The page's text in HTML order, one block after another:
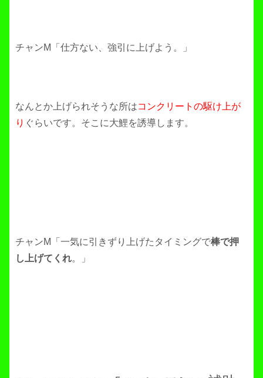
チャンM「仕方ない、強引に上げよう。」
なんとか上げられそうな所はコンクリートの駆け上が
り ぐらいです。そこに大鯉を誘導します。
チャンM「一気に引きずり上げたタイミングで棒で押
し上げてくれ。」